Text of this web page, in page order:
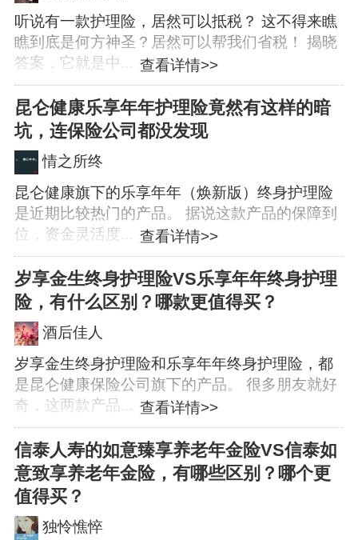
查看详情>>
听说有一款护理险，居然可以抵税？ 这不得来瞧
瞧到底是何方神圣？居然可以帮我们省税！ 揭晓
答案，它就是中...
昆仑健康乐享年年护理险竟然有这样的暗
坑，连保险公司都没发现
情之所终
查看详情>>
昆仑健康旗下的乐享年年（焕新版）终身护理险
是近期比较热门的产品。 据说这款产品的保障到
位，资金灵活度...
岁享金生终身护理险VS乐享年年终身护理
险，有什么区别？哪款更值得买？
酒后佳人
查看详情>>
岁享金生终身护理险和乐享年年终身护理险，都
是昆仑健康保险公司旗下的产品。 很多朋友就好
奇，这两款产品...
信泰人寿的如意臻享养老年金险VS信泰如
意致享养老年金险，有哪些区别？哪个更
值得买？
独怜憔悴